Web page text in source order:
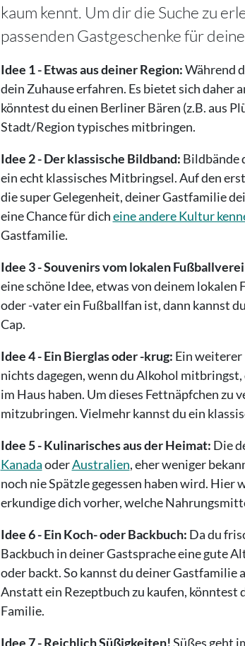
kaum kennt. Um dir die Suche zu
passenden Gastgeschenke für
Idee 1 - Etwas aus deiner Region:Während
dein Zuhause erfahren. Es bietet sich daher
könntest du einen Berliner Bären (z.B. aus
Stadt/Region typisches mitbringen.
Idee 2 - Der klassische Bildband: Bildbände
ein echt klassisches Mitbringsel. Auf den
die super Gelegenheit, deiner Gastfamilie
eine Chance für dicheine andere Kultur
Gastfamilie.
Idee 3 - Souvenirs vom lokalen
eine schöne Idee, etwas von deinem
oder -vater ein Fußballfan ist, dann kannst
Cap.
Idee 4 - Ein Bierglas oder -krug: Ein
nichts dagegen, wenn du Alkohol
im Haus haben. Um dieses Fettnäpfchen zu
mitzubringen. Vielmehr kannst du ein
Idee 5 - Kulinarisches aus der Heimat: Die
KanadaoderAustralien, eher weniger
noch nie Spätzle gegessen haben wird. Hier
erkundige dich vorher, welche
Idee 6 - Ein Koch- oder Backbuch: Da du
Backbuch in deiner Gastsprache eine gute
oder backt. So kannst du deiner Gastfamilie
Anstatt ein Rezeptbuch zu kaufen, könntest
Familie.
Idee 7 - Reichlich Süßigkeiten! Süßes geht